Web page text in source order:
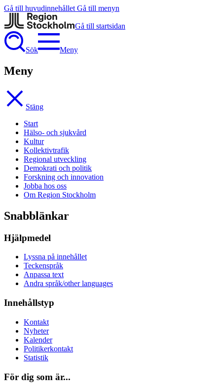
Gå till huvudinnehållet Gå till menyn
Gå till startsidan
Sök Meny
Meny
Stäng
Start
Hälso- och sjukvård
Kultur
Kollektivtrafik
Regional utveckling
Demokrati och politik
Forskning och innovation
Jobba hos oss
Om Region Stockholm
Snabblänkar
Hjälpmedel
Lyssna på innehållet
Teckenspråk
Anpassa text
Andra språk/other languages
Innehållstyp
Kontakt
Nyheter
Kalender
Politikerkontakt
Statistik
För dig som är...